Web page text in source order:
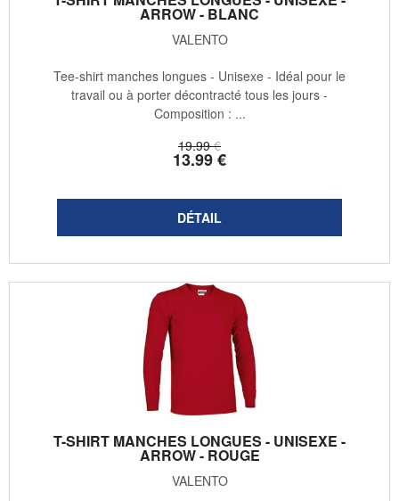
ARROW - BLANC
VALENTO
19.99 €
13.99€
Tee-shirt manches longues - Unisexe - Idéal pour le
travail ou à porter décontracté tous les jours -
Composition : ...
T-SHIRT MANCHES LONGUES - UNISEXE -
ARROW - ROUGE
VALENTO